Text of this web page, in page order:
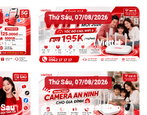
Thứ Sáu, 07/08/2026
Bảng Giá WiFi Viettel
Mới 2026
Thứ Sáu, 07/08/2026
Lắp WiFi Viettel Hôm